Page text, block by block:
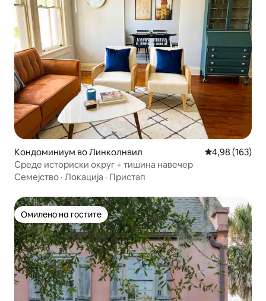
Кондоминиум во Линколнвил Просечна
4,98 (163)
Среде историски округ + тишина навечер
Семејство · Локација · Пристап
Омилено на гостите
Омилено на гостите